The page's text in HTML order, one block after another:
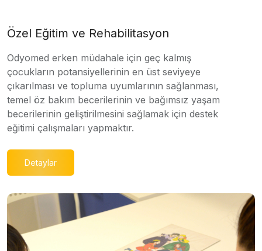
Özel Eğitim ve Rehabilitasyon
Odyomed erken müdahale için geç kalmış
çocukların potansiyellerinin en üst seviyeye
çıkarılması ve topluma uyumlarının sağlanması,
temel öz bakım becerilerinin ve bağımsız yaşam
becerilerinin geliştirilmesini sağlamak için destek
eğitimi çalışmaları yapmaktır.
Detaylar